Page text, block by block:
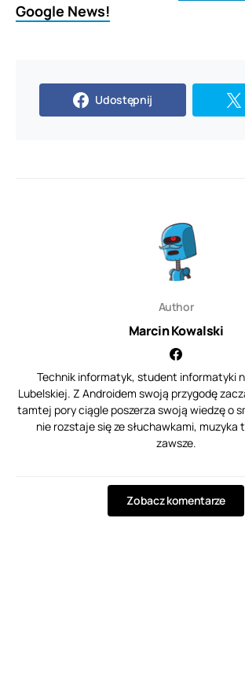
Google News!
Udostępnij
Author
Marcin Kowalski
Technik informatyk, student informatyki
Lubelskiej. Z Androidem swoją przygodę
tamtej pory ciągle poszerza swoją wiedzę o
nie rozstaje się ze słuchawkami, muzyka
zawsze.
Zobacz komentarze